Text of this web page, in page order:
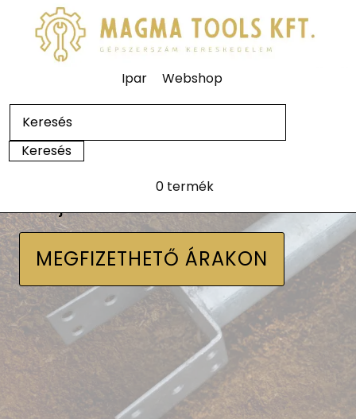
Ipar Webshop
0 termék
MEGFIZETHETŐ ÁRAKON